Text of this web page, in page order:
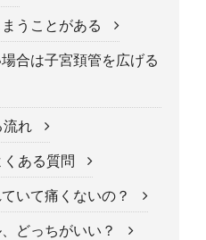
うことがある
合は子宮頚管を広げる
流れ
ある質問
いて痛くないの？
どっちがいい？